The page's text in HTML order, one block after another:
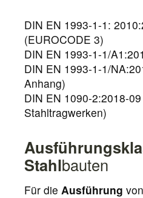
DIN EN 1993-1-1:
(EUROCODE 3)
DIN EN 1993-1-1/
DIN EN 1993-1-1/
Anhang)
DIN EN 1090-2:2018-
Stahltragwerken)
Stahlbauten
Für die Ausführung